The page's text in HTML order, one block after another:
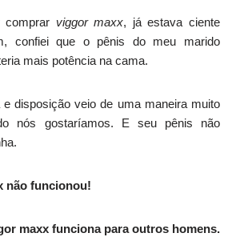
comprar viggor maxx, já estava ciente
confiei que o pênis do meu marido
mais potência na cama.
e disposição veio de uma maneira muito
nós gostaríamos. E seu pênis não
não funcionou!
maxx funciona para outros homens.